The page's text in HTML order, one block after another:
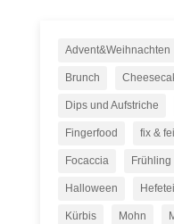
Advent&Weihnachten
Brunch
Dips und Aufstriche
Fingerfood fix &
Focaccia Frühling
Halloween
Kürbis Mohn